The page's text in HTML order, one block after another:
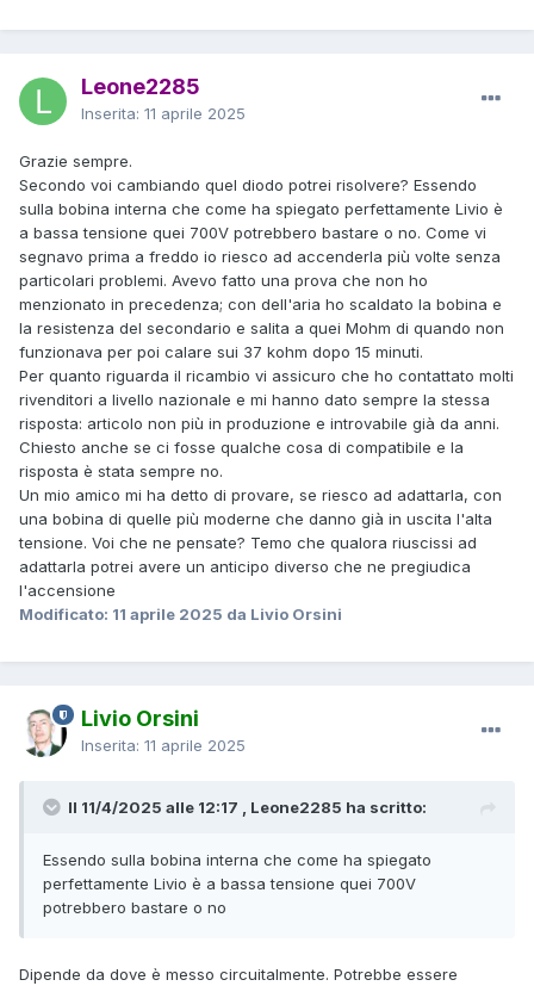
Leone2285
Inserita: 11 aprile 2025
Grazie sempre.
Secondo voi cambiando quel diodo potrei risolvere? Essendo
sulla bobina interna che come ha spiegato perfettamente Livio è
a bassa tensione quei 700V potrebbero bastare o no. Come vi
segnavo prima a freddo io riesco ad accenderla più volte senza
particolari problemi. Avevo fatto una prova che non ho
menzionato in precedenza; con dell'aria ho scaldato la bobina e
la resistenza del secondario e salita a quei Mohm di quando non
funzionava per poi calare sui 37 kohm dopo 15 minuti.
Per quanto riguarda il ricambio vi assicuro che ho contattato molti
rivenditori a livello nazionale e mi hanno dato sempre la stessa
risposta: articolo non più in produzione e introvabile già da anni.
Chiesto anche se ci fosse qualche cosa di compatibile e la
risposta è stata sempre no.
Un mio amico mi ha detto di provare, se riesco ad adattarla, con
una bobina di quelle più moderne che danno già in uscita l'alta
tensione. Voi che ne pensate? Temo che qualora riuscissi ad
adattarla potrei avere un anticipo diverso che ne pregiudica
l'accensione
Modificato: 11 aprile 2025 da Livio Orsini
Livio Orsini
Inserita: 11 aprile 2025
Il 11/4/2025 alle 12:17 , Leone2285 ha scritto:
Essendo sulla bobina interna che come ha spiegato
perfettamente Livio è a bassa tensione quei 700V
potrebbero bastare o no
Dipende da dove è messo circuitalmente. Potrebbe essere